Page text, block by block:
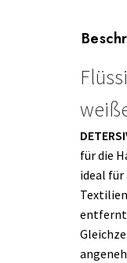
für die
ideal für
entfernt